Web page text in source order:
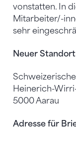
vonstatten. In
Mitarbeiter/-
sehr
Neuer
Heinerich-
5000 Aarau
Adresse für